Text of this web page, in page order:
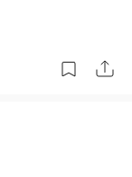
리극의 재료들을
실이 기다리고 있었
는 장르만의 색깔
수 있었다. 검